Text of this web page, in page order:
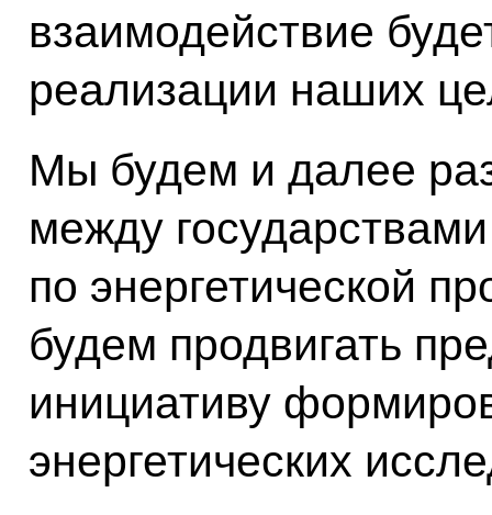
взаимодействие
реализации наших
Мы будем и далее
между
по энергетической
будем продвигать
инициативу
энергетических